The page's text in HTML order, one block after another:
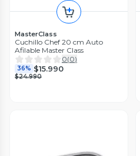
MasterClass
Cuchillo Chef 20 cm Auto
Afilable Master Class
0(0)
36% $15.990
$24.990